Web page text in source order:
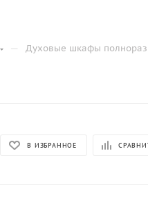
— Духовые шкафы
В ИЗБРАННОЕ